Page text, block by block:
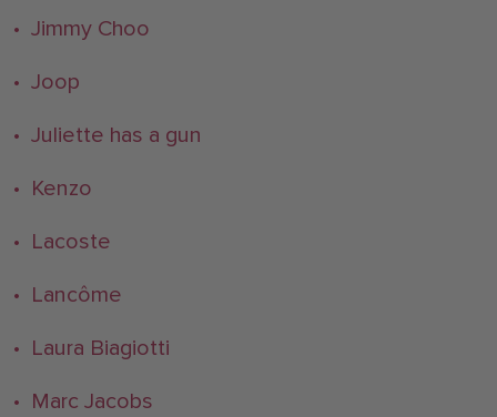
• Jimmy Choo
• Joop
• Juliette has a gun
• Kenzo
• Lacoste
• Lancôme
• Laura Biagiotti
• Marc Jacobs